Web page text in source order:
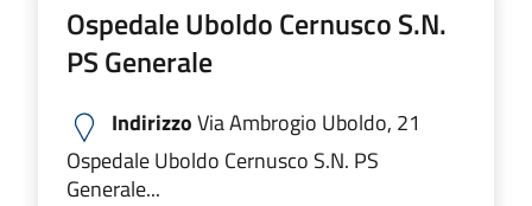
Ospedale Uboldo Cernusco S.N.
PS Generale
IndirizzoVia Ambrogio Uboldo, 21
Ospedale Uboldo Cernusco S.N. PS
Generale...